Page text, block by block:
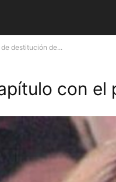
destitución de...
con